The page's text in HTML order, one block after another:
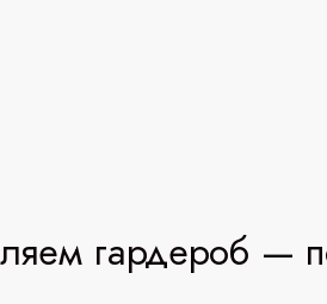
гардероб —